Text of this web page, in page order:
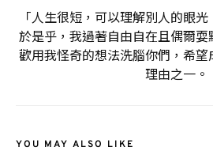
「人生很短，可以理解別人的眼光
於是乎，我過著自由自在且偶爾
歡用我怪奇的想法洗腦你們，希
理由之一。
YOU MAY ALSO LIKE